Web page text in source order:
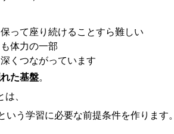
って座り続けることすら難しい
体力の一部
くつながっています
た基盤。
、
いう学習に必要な前提条件を作ります。